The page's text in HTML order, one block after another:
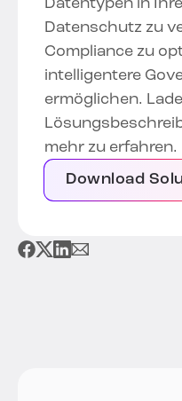
Datentypen in
Datenschutz zu
Compliance zu
intelligentere
ermöglichen.
mehr zu erfahren.
Download